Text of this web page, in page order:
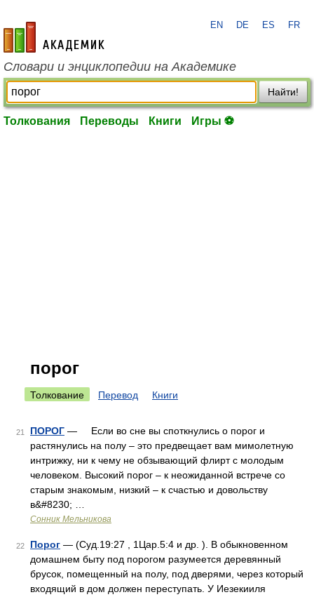
academic.ru
EN DE ES FR
Словари и энциклопедии на Академике
Найти!
Толкования Переводы Книги Игры ⚽
порог
Толкование Перевод Книги
21 ПОРОГ — Если во сне вы споткнулись о порог и
растянулись на полу – это предвещает вам мимолетную
интрижку, ни к чему не обзывающий флирт с молодым
человеком. Высокий порог – к неожиданной встрече со
старым знакомым, низкий – к счастью и довольству
в&#8230; …
Сонник Мельникова
22 Порог — (Суд.19:27 , 1Цар.5:4 и др. ). В обыкновенном
домашнем быту под порогом разумеется деревянный
брусок, помещенный на полу, под дверями, через который
входящий в дом должен переступать. У Иезекииля